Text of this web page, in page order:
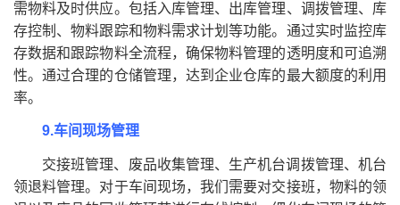
需物料及时供应。包括入库管理、出库管理、调拨管理、库
存控制、物料跟踪和物料需求计划等功能。通过实时监控库
存数据和跟踪物料全流程，确保物料管理的透明度和可追溯
性。通过合理的仓储管理，达到企业仓库的最大额度的利用
率。
9.车间现场管理
交接班管理、废品收集管理、生产机台调拨管理、机台
领退料管理。对于车间现场，我们需要对交接班，物料的领